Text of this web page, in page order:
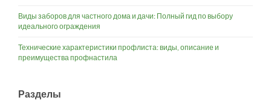
Виды заборов для частного дома и дачи: Полный гид по выбору
идеального ограждения
Технические характеристики профлиста: виды, описание и
преимущества профнастила
Разделы